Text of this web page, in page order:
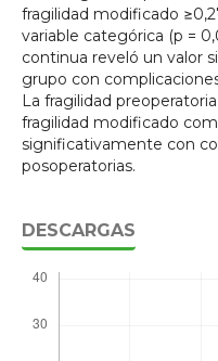
fragilidad modificado
variable categórica (p =
continua reveló un valor
grupo con
La fragilidad
fragilidad modificado
significativamente con
posoperatorias.
DESCARGAS